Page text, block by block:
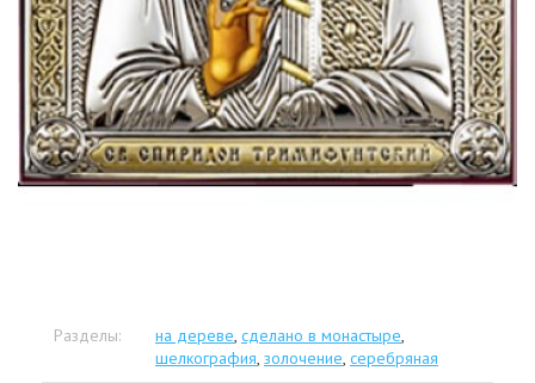
Разделы: на дереве, сделано в монастыре,
шелкография, золочение, серебряная